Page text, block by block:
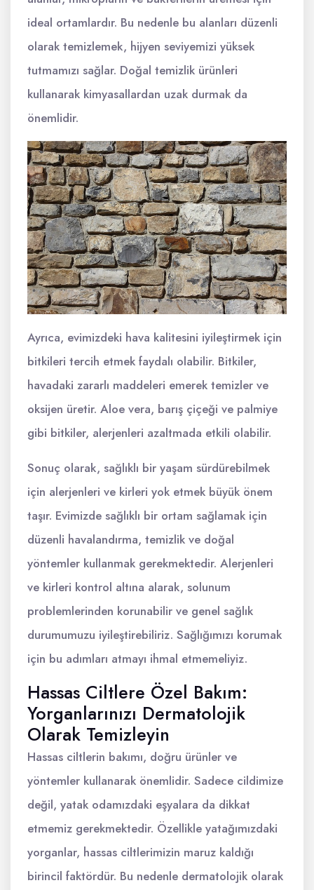
ideal ortamlardır. Bu nedenle bu alanları düzenli
olarak temizlemek, hijyen seviyemizi yüksek
tutmamızı sağlar. Doğal temizlik ürünleri
kullanarak kimyasallardan uzak durmak da
önemlidir.
Ayrıca, evimizdeki hava kalitesini iyileştirmek için
bitkileri tercih etmek faydalı olabilir. Bitkiler,
havadaki zararlı maddeleri emerek temizler ve
oksijen üretir. Aloe vera, barış çiçeği ve palmiye
gibi bitkiler, alerjenleri azaltmada etkili olabilir.
Sonuç olarak, sağlıklı bir yaşam sürdürebilmek
için alerjenleri ve kirleri yok etmek büyük önem
taşır. Evimizde sağlıklı bir ortam sağlamak için
düzenli havalandırma, temizlik ve doğal
yöntemler kullanmak gerekmektedir. Alerjenleri
ve kirleri kontrol altına alarak, solunum
problemlerinden korunabilir ve genel sağlık
durumumuzu iyileştirebiliriz. Sağlığımızı korumak
için bu adımları atmayı ihmal etmemeliyiz.
Hassas Ciltlere Özel Bakım:
Yorganlarınızı Dermatolojik
Olarak Temizleyin
Hassas ciltlerin bakımı, doğru ürünler ve
yöntemler kullanarak önemlidir. Sadece cildimize
değil, yatak odamızdaki eşyalara da dikkat
etmemiz gerekmektedir. Özellikle yatağımızdaki
yorganlar, hassas ciltlerimizin maruz kaldığı
birincil faktördür. Bu nedenle dermatolojik olarak